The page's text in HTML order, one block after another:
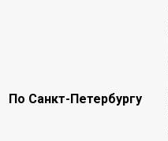
По Санкт-Петербургу